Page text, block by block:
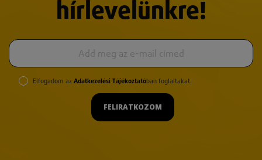
hírlevelünkre!
Elfogadom az Adatkezelési Tájékoztatóban foglaltakat.
FELIRATKOZOM